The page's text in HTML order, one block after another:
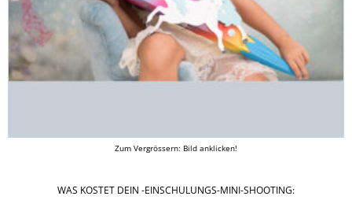
Zum Vergrössern: Bild anklicken!
WAS KOSTET DEIN -EINSCHULUNGS-MINI-SHOOTING: